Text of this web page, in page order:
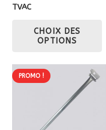
était :
471,90 €.
TVAC
CHOIX DES
OPTIONS
PROMO !